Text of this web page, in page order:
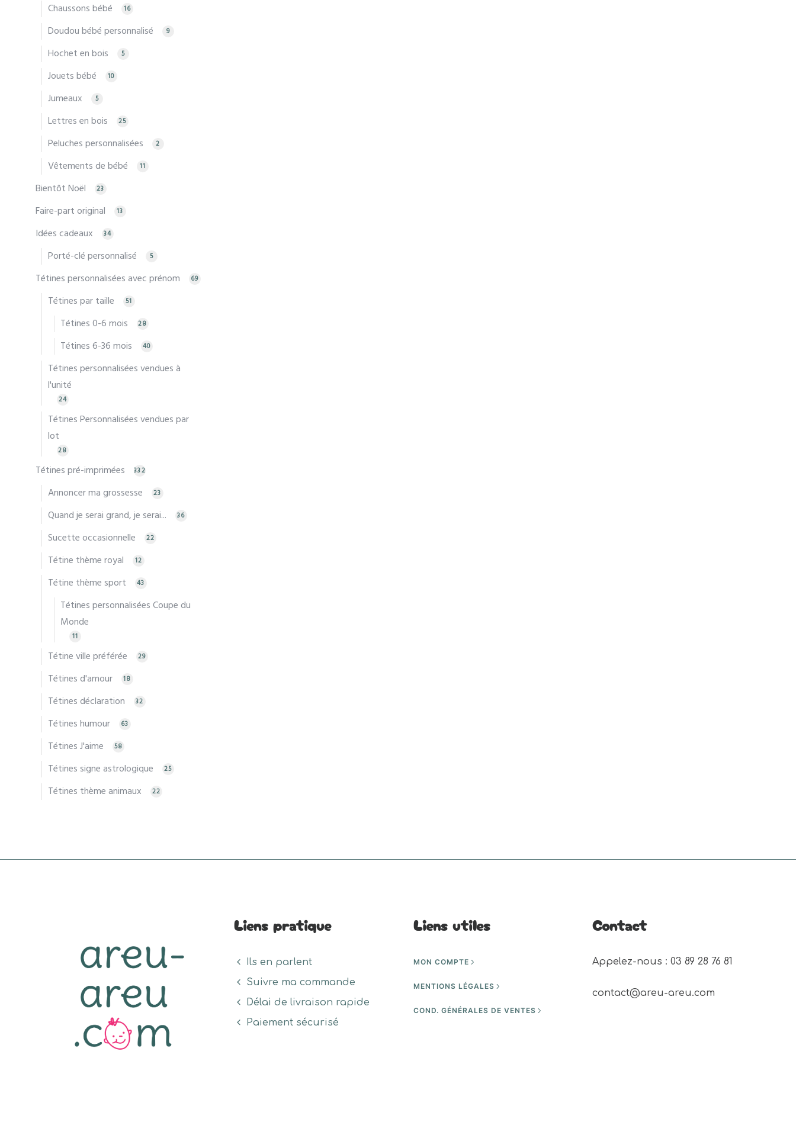
Chaussons bébé 16
Doudou bébé personnalisé 9
Hochet en bois 5
Jouets bébé 10
Jumeaux 5
Lettres en bois 25
Peluches personnalisées 2
Vêtements de bébé 11
Bientôt Noël 23
Faire-part original 13
Idées cadeaux 34
Porté-clé personnalisé 5
Tétines personnalisées avec prénom 69
Tétines par taille 51
Tétines 0-6 mois 28
Tétines 6-36 mois 40
Tétines personnalisées vendues à
l'unité
24
Tétines Personnalisées vendues par
lot
28
Tétines pré-imprimées 332
Annoncer ma grossesse 23
Quand je serai grand, je serai... 36
Sucette occasionnelle 22
Tétine thème royal 12
Tétine thème sport 43
Tétines personnalisées Coupe du
Monde
11
Tétine ville préférée 29
Tétines d'amour 18
Tétines déclaration 32
Tétines humour 63
Tétines J'aime 58
Tétines signe astrologique 25
Tétines thème animaux 22
Liens pratique
Ils en parlent
Suivre ma commande
Délai de livraison rapide
Paiement sécurisé
Liens utiles
MON COMPTE
MENTIONS LÉGALES
COND. GÉNÉRALES DE VENTES
Contact
Appelez-nous : 03 89 28 76 81
contact@areu-areu.com